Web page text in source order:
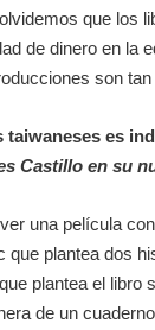
que los
de dinero en la
son
taiwaneses es
Castillo en su
una película
que plantea dos
plantea el
de un